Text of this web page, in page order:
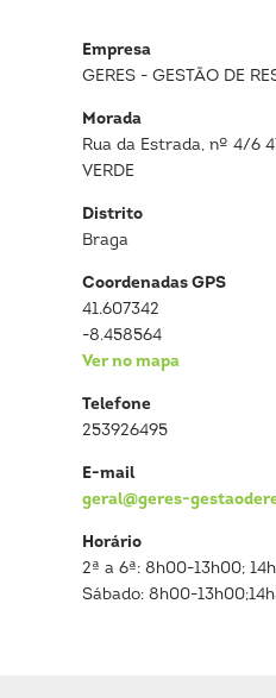
Empresa
GERES - GESTÃO DE
Morada
Rua da Estrada, nº 4/6
VERDE
Distrito
Braga
Coordenadas GPS
41.607342
-8.458564
Ver no mapa
Telefone
253926495
E-mail
geral@geres-
Horário
2ª a 6ª: 8h00-13h00;
Sábado: 8h00-